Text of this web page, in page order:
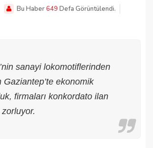
Bu Haber649 Defa Görüntülendi.
sanayi lokomotiflerinden
Gaziantep’te ekonomik
firmaları konkordato ilan